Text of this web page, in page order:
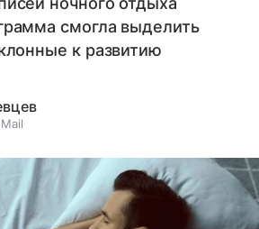
смогла выделить
к развитию